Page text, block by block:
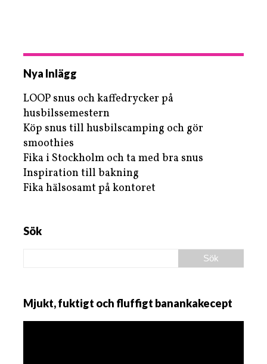
Nya Inlägg
LOOP snus och kaffedrycker på
husbilssemestern
Köp snus till husbilscamping och gör
smoothies
Fika i Stockholm och ta med bra snus
Inspiration till bakning
Fika hälsosamt på kontoret
Sök
Mjukt, fuktigt och fluffigt banankakecept